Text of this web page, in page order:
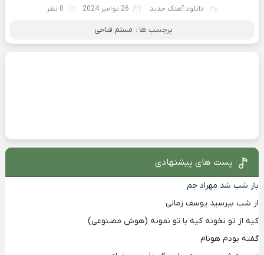
دانلود آهنگ جدید 26 نوامبر 2024 0 نظر
برچسب ها : مسلم فتاحی
پست های پیشنهادی
باز شب شد مهراد جم
از شب بپرسید یوسف زمانی
کیه از تو نخونه کیه با تو نمونه (هوش مصنوعی)
گفته بودم هونام